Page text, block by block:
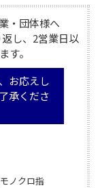
・団体様へ
し、2営業日以
す。
お応えし
承くださ
ノクロ指